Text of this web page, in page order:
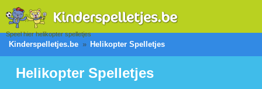
Speel hier helikopter spelletjes
Kinderspelletjes.be Helikopter Spelletjes
Helikopter Spelletjes